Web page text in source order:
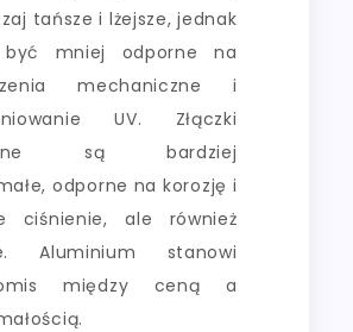
tańsze i lżejsze, jednak
mniej odporne na
mechaniczne i
UV. Złączki
są bardziej
odporne na korozję i
ciśnienie, ale również
Aluminium stanowi
między ceną a